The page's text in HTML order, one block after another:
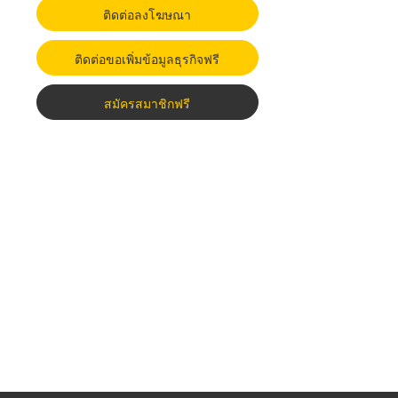
ติดต่อลงโฆษณา
ติดต่อขอเพิ่มข้อมูลธุรกิจฟรี
สมัครสมาชิกฟรี